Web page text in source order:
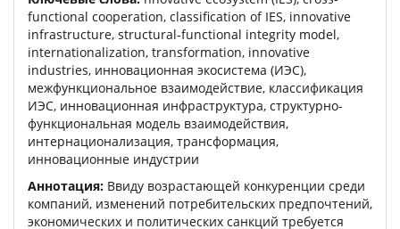
functional cooperation, classification of IES, innovative
infrastructure, structural-functional integrity model,
internationalization, transformation, innovative
industries, инновационная экосистема (ИЭС),
межфункциональное взаимодействие, классификация
ИЭС, инновационная инфраструктура, структурно-
функциональная модель взаимодействия,
интернационализация, трансформация,
инновационные индустрии
Аннотация: Ввиду возрастающей конкуренции среди
компаний, изменений потребительских предпочтений,
экономических и политических санкций требуется